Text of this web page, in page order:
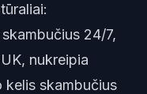
24/7,
nukreipia
kelis skambučius